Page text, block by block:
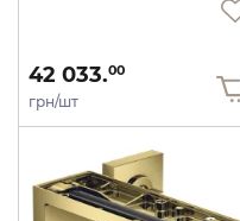
42 033.00
грн/шт